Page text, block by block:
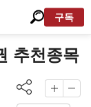
구독
추천종목